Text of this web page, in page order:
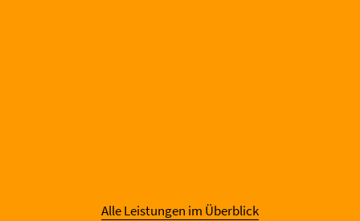
Alle Leistungen im Überblick